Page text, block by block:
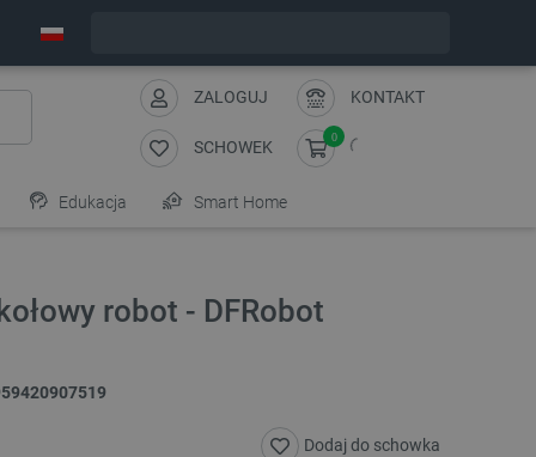
ZALOGUJ KONTAKT
SCHOWEK
0
Edukacja Smart Home
robot - DFRobot
Dodaj do schowka